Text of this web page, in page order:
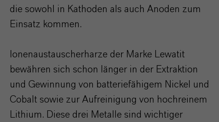
die sowohl in Kathoden als auch Anoden zum
Einsatz kommen.
Ionenaustauscherharze der Marke Lewatit
bewähren sich schon länger in der Extraktion
und Gewinnung von batteriefähigem Nickel und
Cobalt sowie zur Aufreinigung von hochreinem
Lithium. Diese drei Metalle sind wichtiger